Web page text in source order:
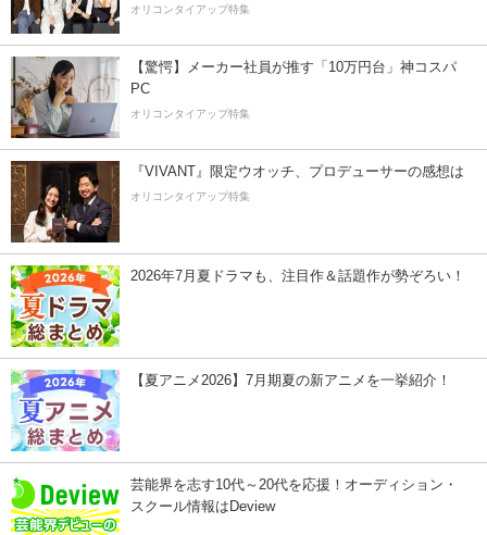
オリコンタイアップ特集
【驚愕】メーカー社員が推す「10万円台」神コスパ
PC
オリコンタイアップ特集
『VIVANT』限定ウオッチ、プロデューサーの感想は
オリコンタイアップ特集
2026年7月夏ドラマも、注目作＆話題作が勢ぞろい！
【夏アニメ2026】7月期夏の新アニメを一挙紹介！
芸能界を志す10代～20代を応援！オーディション・
スクール情報はDeview